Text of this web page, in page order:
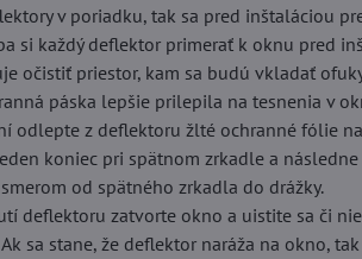
v poriadku, tak sa pred inštaláciou
si každý deflektor primerať k oknu pred
očistiť priestor, kam sa budú vkladať
páska lepšie prilepila na tesnenia v
odlepte z deflektoru žlté ochranné fólie
koniec pri spätnom zrkadle a
od spätného zrkadla do drážky.
deflektoru zatvorte okno a uistite sa či
sa stane, že deflektor naráža na okno,